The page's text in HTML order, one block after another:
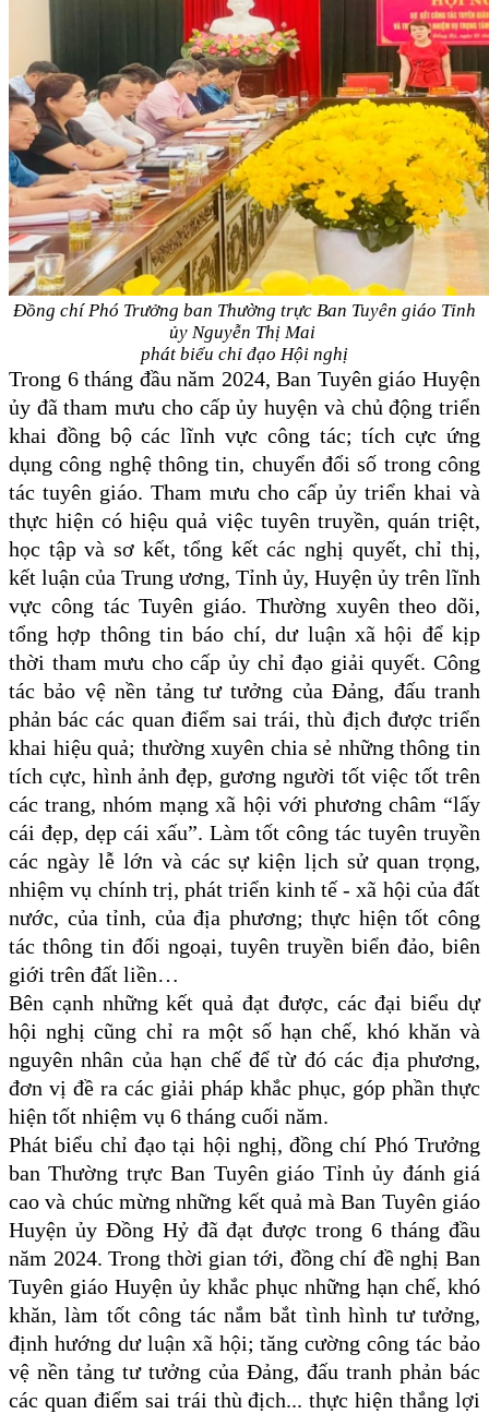
Đồng chí Phó Trưởng ban Thường trực Ban Tuyên giáo Tỉnh
ủy Nguyễn Thị Mai
phát biểu chỉ đạo Hội nghị
Trong 6 tháng đầu năm 2024, Ban Tuyên giáo Huyện
ủy đã tham mưu cho cấp ủy huyện và chủ động triển
khai đồng bộ các lĩnh vực công tác; tích cực ứng
dụng công nghệ thông tin, chuyển đổi số trong công
tác tuyên giáo. Tham mưu cho cấp ủy triển khai và
thực hiện có hiệu quả việc tuyên truyền, quán triệt,
học tập và sơ kết, tổng kết các nghị quyết, chỉ thị,
kết luận của Trung ương, Tỉnh ủy, Huyện ủy trên lĩnh
vực công tác Tuyên giáo. Thường xuyên theo dõi,
tổng hợp thông tin báo chí, dư luận xã hội để kịp
thời tham mưu cho cấp ủy chỉ đạo giải quyết. Công
tác bảo vệ nền tảng tư tưởng của Đảng, đấu tranh
phản bác các quan điểm sai trái, thù địch được triển
khai hiệu quả; thường xuyên chia sẻ những thông tin
tích cực, hình ảnh đẹp, gương người tốt việc tốt trên
các trang, nhóm mạng xã hội với phương châm “lấy
cái đẹp, dẹp cái xấu”. Làm tốt công tác tuyên truyền
các ngày lễ lớn và các sự kiện lịch sử quan trọng,
nhiệm vụ chính trị, phát triển kinh tế - xã hội của đất
nước, của tỉnh, của địa phương; thực hiện tốt công
tác thông tin đối ngoại, tuyên truyền biển đảo, biên
giới trên đất liền…
Bên cạnh những kết quả đạt được, các đại biểu dự
hội nghị cũng chỉ ra một số hạn chế, khó khăn và
nguyên nhân của hạn chế để từ đó các địa phương,
đơn vị đề ra các giải pháp khắc phục, góp phần thực
hiện tốt nhiệm vụ 6 tháng cuối năm.
Phát biểu chỉ đạo tại hội nghị, đồng chí Phó Trưởng
ban Thường trực Ban Tuyên giáo Tỉnh ủy đánh giá
cao và chúc mừng những kết quả mà Ban Tuyên giáo
Huyện ủy Đồng Hỷ đã đạt được trong 6 tháng đầu
năm 2024. Trong thời gian tới, đồng chí đề nghị Ban
Tuyên giáo Huyện ủy khắc phục những hạn chế, khó
khăn, làm tốt công tác nắm bắt tình hình tư tưởng,
định hướng dư luận xã hội; tăng cường công tác bảo
vệ nền tảng tư tưởng của Đảng, đấu tranh phản bác
các quan điểm sai trái thù địch... thực hiện thắng lợi